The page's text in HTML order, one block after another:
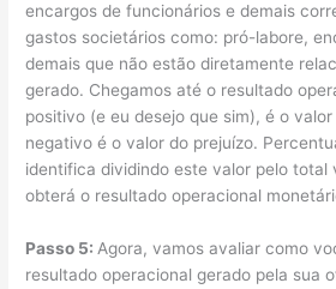
encargos de funcionários e demais
gastos societários como: pró-labore,
demais que não estão diretamente
gerado. Chegamos até o resultado
positivo (e eu desejo que sim), é o
negativo é o valor do prejuízo.
identifica dividindo este valor pelo total
obterá o resultado operacional
Passo 5: Agora, vamos avaliar como
resultado operacional gerado pela sua